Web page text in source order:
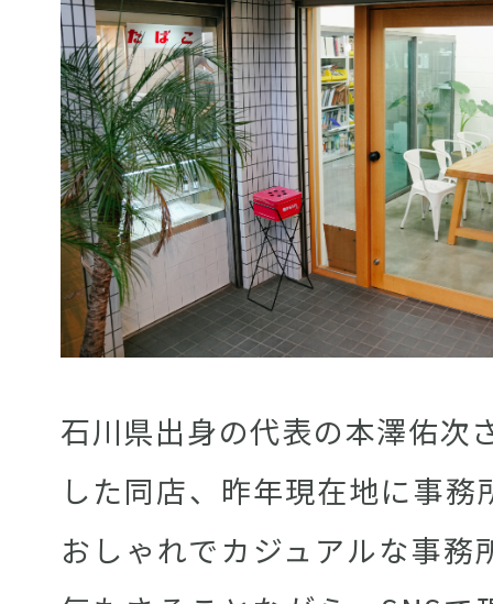
石川県出身の代表の本澤佑次
した同店、昨年現在地に事
おしゃれでカジュアルな事務